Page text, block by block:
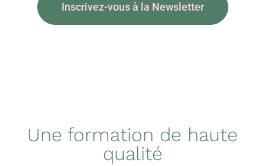
Inscrivez-vous à la Newsletter
Une formation de haute
qualité